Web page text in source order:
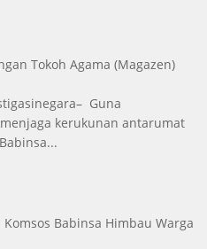
Tokoh Agama (Magazen)
Guna
kerukunan antarumat
Babinsa Himbau Warga